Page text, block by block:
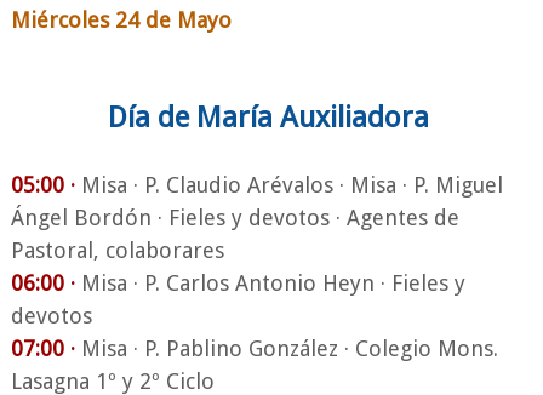
Miércoles 24 de Mayo
Día de María Auxiliadora
05:00 ·Misa · P. Claudio Arévalos · Misa · P. Miguel
Ángel Bordón · Fieles y devotos· Agentes de
Pastoral, colaborares
06:00 · Misa · P. Carlos Antonio Heyn · Fieles y
devotos
07:00 · Misa · P. Pablino González · Colegio Mons.
Lasagna 1º y 2º Ciclo